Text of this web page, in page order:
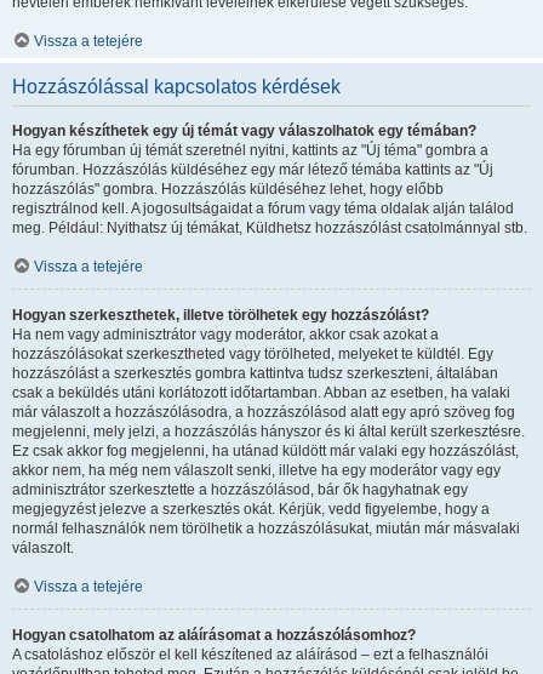
Vissza a tetejére
Hozzászólással kapcsolatos kérdések
Hogyan készíthetek egy új témát vagy válaszolhatok egy témában?
Ha egy fórumban új témát szeretnél nyitni, kattints az "Új téma" gombra a
fórumban. Hozzászólás küldéséhez egy már létező témába kattints az "Új
hozzászólás" gombra. Hozzászólás küldéséhez lehet, hogy előbb
regisztrálnod kell. A jogosultságaidat a fórum vagy téma oldalak alján találod
meg. Például: Nyithatsz új témákat, Küldhetsz hozzászólást csatolmánnyal stb.
Vissza a tetejére
Hogyan szerkeszthetek, illetve törölhetek egy hozzászólást?
Ha nem vagy adminisztrátor vagy moderátor, akkor csak azokat a
hozzászólásokat szerkesztheted vagy törölheted, melyeket te küldtél. Egy
hozzászólást a szerkesztés gombra kattintva tudsz szerkeszteni, általában
csak a beküldés utáni korlátozott időtartamban. Abban az esetben, ha valaki
már válaszolt a hozzászólásodra, a hozzászólásod alatt egy apró szöveg fog
megjelenni, mely jelzi, a hozzászólás hányszor és ki által került szerkesztésre.
Ez csak akkor fog megjelenni, ha utánad küldött már valaki egy hozzászólást,
akkor nem, ha még nem válaszolt senki, illetve ha egy moderátor vagy egy
adminisztrátor szerkesztette a hozzászólásod, bár ők hagyhatnak egy
megjegyzést jelezve a szerkesztés okát. Kérjük, vedd figyelembe, hogy a
normál felhasználók nem törölhetik a hozzászólásukat, miután már másvalaki
válaszolt.
Vissza a tetejére
Hogyan csatolhatom az aláírásomat a hozzászólásomhoz?
A csatoláshoz először el kell készítened az aláírásod – ezt a felhasználói